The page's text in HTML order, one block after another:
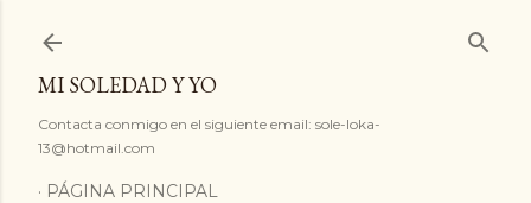
MI SOLEDAD Y YO
Contacta conmigo en el siguiente email: sole-loka-
13@hotmail.com
PÁGINA PRINCIPAL